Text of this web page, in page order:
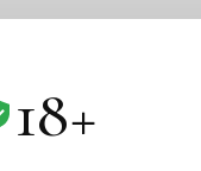
18+🛒 КАТАЛОГ